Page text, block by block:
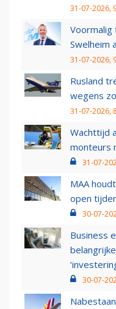
31-07-2026,
Voormalig
Swelheim
31-07-2026,
Rusland
wegens
31-07-2026,
Wachttijd
monteurs
31-07-
MAA
open
30-07-
Business
30-07-